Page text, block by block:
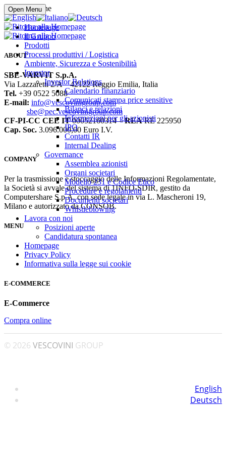
Open Menu
Homepage
Il Gruppo
Prodotti
Processi produttivi / Logistica
Ambiente, Sicurezza e Sostenibilità
Investor
Investor Relations
Calendario finanziario
Comunicati stampa price sensitive
Bilanci e relazioni
Informazioni per gli azionisti
IPO
Contatti IR
Internal Dealing
Governance
Assemblea azionisti
Organi societari
Modello 231 e Codice Etico
Procedure e regolamenti
Documenti societari
Whistleblowing
Lavora con noi
Posizioni aperte
Candidatura spontanea
Compra online
ABOUT
SBE-VARVIT S.p.A.
Via Lazzaretti 2/A – 42122 Reggio Emilia, Italia
Tel. +39 0522 5088
E-mail: info@vescovinigroup.com
sbe@pec.vescovinigroup.com
CF-PI-CC CEE IT00052160314 –REARE 225950
Cap. Soc. 3.096.000,00 Euro I.V.
COMPANY
Per la trasmissione e stoccaggio delle Informazioni Regolamentate,
la Società si avvale del sistema di 1INFO-SDIR, gestito da
Computershare S.p.A. con sede legale in via L. Mascheroni 19,
Milano e autorizzato da CONSOB.
MENU
Homepage
Privacy Policy
Informativa sulla legge sui cookie
E-COMMERCE
E-Commerce
Compra online
© 2026 VESCOVINI GROUP
English
Deutsch